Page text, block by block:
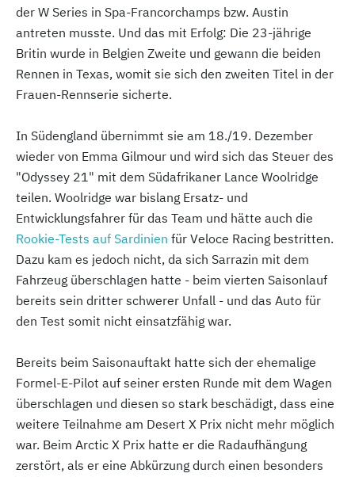
der W Series in Spa-Francorchamps bzw. Austin
antreten musste. Und das mit Erfolg: Die 23-jährige
Britin wurde in Belgien Zweite und gewann die beiden
Rennen in Texas, womit sie sich den zweiten Titel in der
Frauen-Rennserie sicherte.
In Südengland übernimmt sie am 18./19. Dezember
wieder von Emma Gilmour und wird sich das Steuer des
"Odyssey 21" mit dem Südafrikaner Lance Woolridge
teilen. Woolridge war bislang Ersatz- und
Entwicklungsfahrer für das Team und hätte auch die
Rookie-Tests auf Sardinien für Veloce Racing bestritten.
Dazu kam es jedoch nicht, da sich Sarrazin mit dem
Fahrzeug überschlagen hatte - beim vierten Saisonlauf
bereits sein dritter schwerer Unfall - und das Auto für
den Test somit nicht einsatzfähig war.
Bereits beim Saisonauftakt hatte sich der ehemalige
Formel-E-Pilot auf seiner ersten Runde mit dem Wagen
überschlagen und diesen so stark beschädigt, dass eine
weitere Teilnahme am Desert X Prix nicht mehr möglich
war. Beim Arctic X Prix hatte er die Radaufhängung
zerstört, als er eine Abkürzung durch einen besonders